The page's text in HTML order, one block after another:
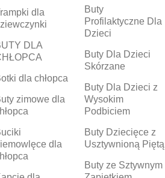
dla
DLA
dla chłopca
zimowe dla
dla
Buty
Profilaktyczne Dla
Dzieci
Buty Dla Dzieci
Skórzane
Buty Dla Dzieci z
Wysokim
Podbiciem
Buty Dziecięce z
Usztywnioną Piętą
Buty ze Sztywnym